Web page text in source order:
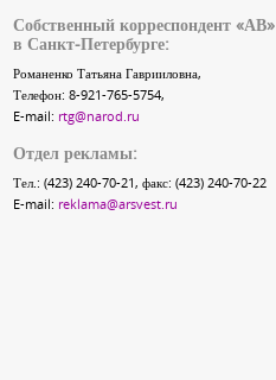
Собственный корреспондент «АВ»
в Санкт-Петербурге:
Романенко Татьяна Гаврииловна,
Телефон: 8-921-765-5754,
E-mail: rtg@narod.ru
Отдел рекламы:
Тел.: (423) 240-70-21, факс: (423) 240-70-22
E-mail: reklama@arsvest.ru